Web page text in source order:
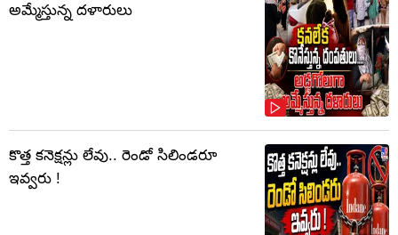
అమ్మేస్తున్న దళారులు
కొత్త కనెక్షన్లు లేవు.. రెండో సిలిండరూ
ఇవ్వరు !